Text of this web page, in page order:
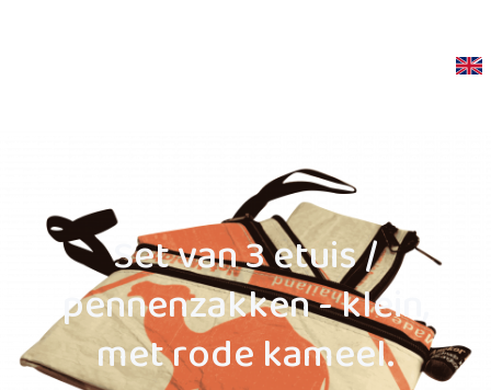
Set van 3 etuis /
pennenzakken - klein,
met rode kameel.